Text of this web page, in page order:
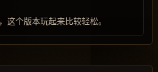
这个版本玩起来比较轻松。